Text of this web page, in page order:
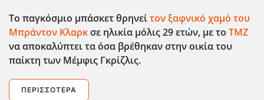
Το παγκόσμιο μπάσκετ θρηνείτον ξαφνικό χαμό του
Μπράντον Κλαρκσε ηλικία μόλις 29 ετών, με το TMZ
να αποκαλύπτει τα όσα βρέθηκαν στην οικία του
παίκτη των Μέμφις Γκρίζλις.
ΠΕΡΙΣΣΌΤΕΡΑ